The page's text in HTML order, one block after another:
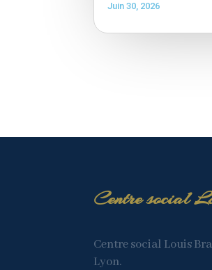
Juin 30, 2026
Centre social
Centre social Louis
Lyon.